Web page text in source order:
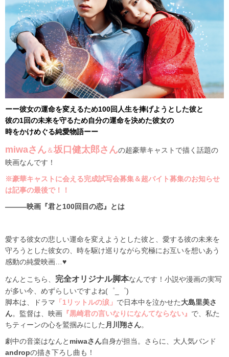
ーー彼女の運命を変えるため100回人生を捧げようとした彼と
彼の1回の未来を守るため自分の運命を決めた彼女の
時をかけめぐる純愛物語ーー
miwaさん＆坂口健太郎さんの超豪華キャストで描く話題の
映画なんです！
※豪華キャストに会える完成試写会募集＆超バイト募集のお知らせ
は記事の最後で！！
―――映画『君と100回目の恋』とは
愛する彼女の悲しい運命を変えようとした彼と、愛する彼の未来を
守ろうとした彼女の、時を駆け巡りながら究極にお互いを想いあう
感動の純愛映画…♥
なんとこちら、 完全オリジナル脚本なんです！小説や漫画の実写
が多い今、めずらしいですよね(゜_゜)
脚本は、ドラマ 「1リットルの涙」 で日本中を泣かせた大島里美さ
ん。監督は、映画 『黒崎君の言いなりになんてならない』 で、私た
ちティーンの心を鷲掴みにした 月川翔さん。
劇中の音楽はなんと miwaさん自身が担当。さらに、大人気バンド
andropの描き下ろし曲も！